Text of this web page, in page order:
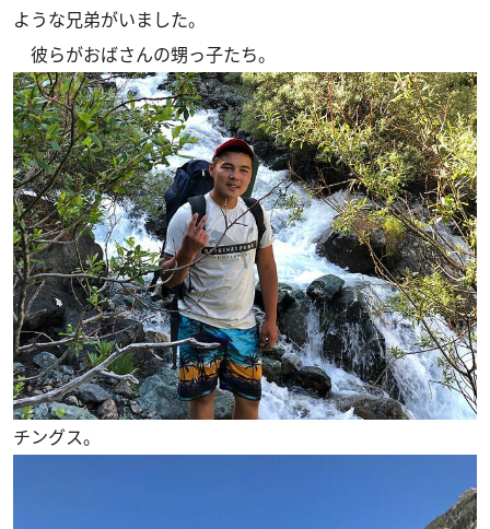
ような兄弟がいました。
彼らがおばさんの甥っ子たち。
チングス。